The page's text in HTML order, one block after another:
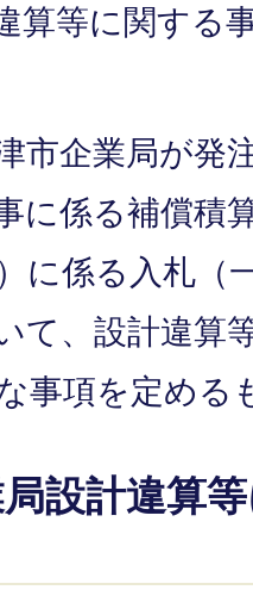
算等に関する
市企業局が発
に係る補償積
に係る入札（
て、設計違算
事項を定める
局設計違算